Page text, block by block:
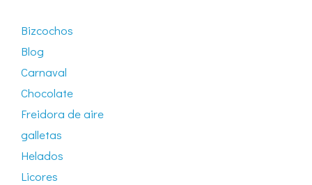
Bizcochos
Blog
Carnaval
Chocolate
Freidora de aire
galletas
Helados
Licores